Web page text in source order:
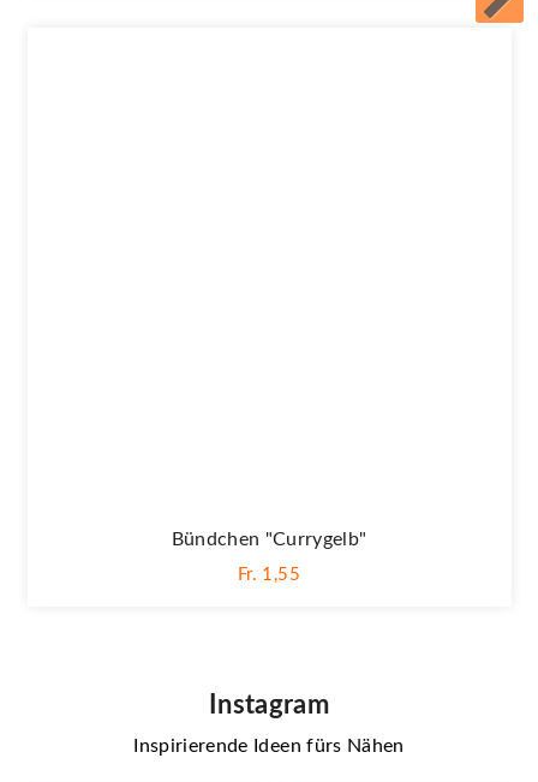
Bündchen "Currygelb"
Fr. 1,55
Instagram
Inspirierende Ideen fürs Nähen